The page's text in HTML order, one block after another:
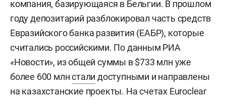
компания, базирующаяся в Бельгии. В прошлом
году депозитарий разблокировал часть средств
Евразийского банка развития (ЕАБР), которые
считались российскими. По данным РИА
«Новости», из общей суммы в $733 млн уже
более 600 млнстали доступными и направлены
на казахстанские проекты. На счетах Euroclear